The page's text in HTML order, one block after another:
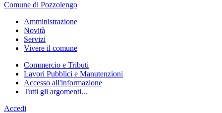
Comune di Pozzolengo
Amministrazione
Novità
Servizi
Vivere il comune
Commercio e Tributi
Lavori Pubblici e Manutenzioni
Accesso all'informazione
Tutti gli argomenti...
Accedi